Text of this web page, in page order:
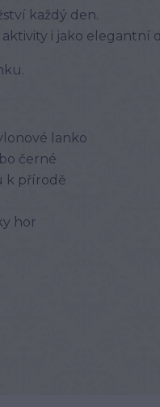
každý den.
i jako elegantní
lanko
černé
k přírodě
hor